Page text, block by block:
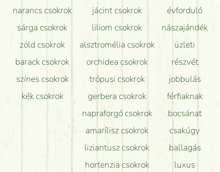
narancs csokrok
sárga csokrok
zöld csokrok
barack csokrok
színes csokrok
kék csokrok
jácint csokrok
liliom csokrok
alsztromélia csokrok
orchidea csokrok
trópusi csokrok
gerbera csokrok
napraforgó csokrok
amarílisz csokrok
liziantusz csokrok
hortenzia csokrok
évforduló
nászajándék
üzleti
részvét
jobbulás
férfiaknak
bocsánat
csakúgy
ballagás
luxus